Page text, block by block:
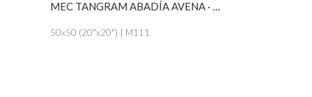
MEC TANGRAM ABADÍA AVENA · ANTISLIP
50x50 (20"x20") | M111